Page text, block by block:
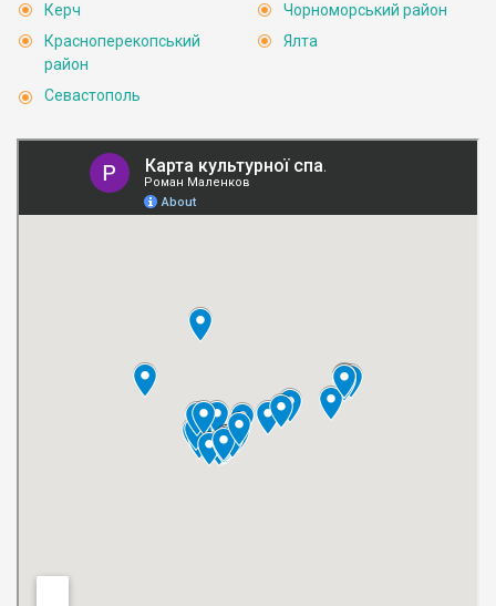
Керч
Красноперекопський
район
Севастополь
Чорноморський район
Ялта